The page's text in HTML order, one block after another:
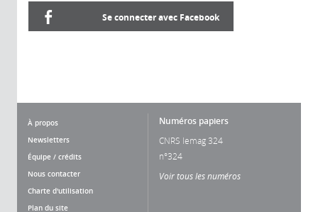
Se connecter avec Facebook
À propos
Newsletters
Équipe / crédits
Nous contacter
Charte d'utilisation
Plan du site
Numéros papiers
CNRS lemag 324
n°324
Voir tous les numéros